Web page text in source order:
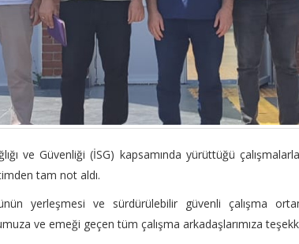
ve Güvenliği (İSG) kapsamında yürüttüğü
tam not aldı.
yerleşmesi ve sürdürülebilir güvenli çalışma
ve emeği geçen tüm çalışma arkadaşlarımıza